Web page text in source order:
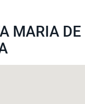
MARIA DE